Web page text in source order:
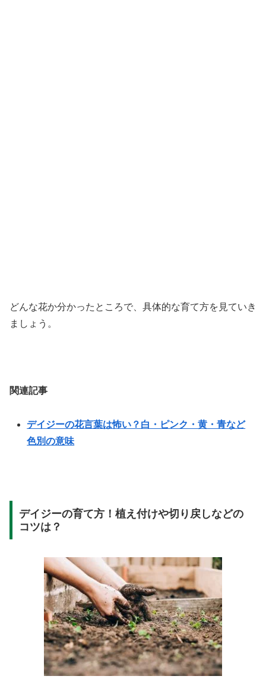
どんな花か分かったところで、具体的な育て方を見ていき
ましょう。
関連記事
デイジーの花言葉は怖い？白・ピンク・黄・青など
色別の意味
デイジーの育て方！植え付けや切り戻しなどの
コツは？